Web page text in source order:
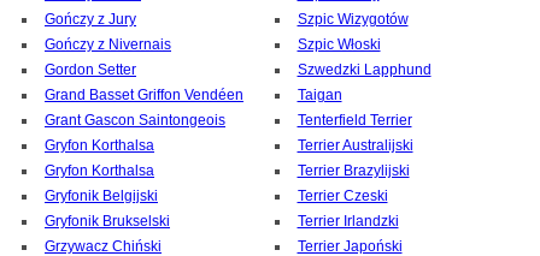
Gończy z Jury
Gończy z Nivernais
Gordon Setter
Grand Basset Griffon Vendéen
Grant Gascon Saintongeois
Gryfon Korthalsa
Gryfon Korthalsa
Gryfonik Belgijski
Gryfonik Brukselski
Grzywacz Chiński
Szpic Wizygotów
Szpic Włoski
Szwedzki Lapphund
Taigan
Tenterfield Terrier
Terrier Australijski
Terrier Brazylijski
Terrier Czeski
Terrier Irlandzki
Terrier Japoński